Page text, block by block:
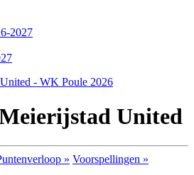
2027
United
» Voorspellingen »